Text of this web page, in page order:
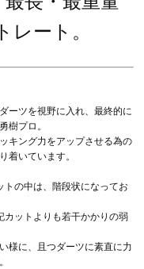
レート。
ーツを視野に入れ、最終的に
樹プロ。
キング力をアップさせる為の
着いています。
の中は、階段状になってお
ットよりも若干かかりの弱
様に、且つダーツに素直に力